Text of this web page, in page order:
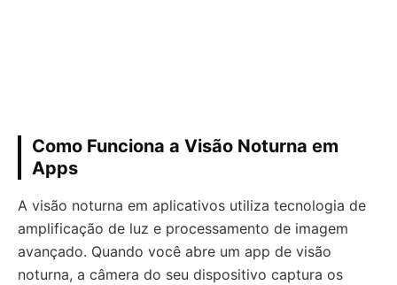
Como Funciona a Visão Noturna em
Apps
A visão noturna em aplicativos utiliza tecnologia de
amplificação de luz e processamento de imagem
avançado. Quando você abre um app de visão
noturna, a câmera do seu dispositivo captura os